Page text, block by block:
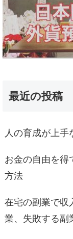
最近の投稿
人の育成が上手
お金の自由を得
方法
在宅の副業で収
業、失敗する副